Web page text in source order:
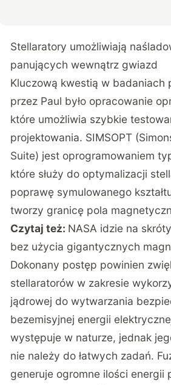
Stellaratory umożliwiają
panujących wewnątrz gwiazd
Kluczową kwestią w badaniach
przez Paul było opracowanie
które umożliwia szybkie
projektowania. SIMSOPT
Suite) jest oprogramowaniem
które służy do optymalizacji
poprawę symulowanego
tworzy granicę pola
Czytaj też: NASA idzie na
bez użycia gigantycznych
Dokonany postęp powinien
stellaratorów w zakresie
jądrowej do wytwarzania
bezemisyjnej energii
występuje w naturze, jednak
nie należy do łatwych zadań.
generuje ogromne ilości energii